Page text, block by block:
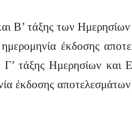
Β’ τάξης των
έκδοσης
τάξης Ημερησίων
έκδοσης